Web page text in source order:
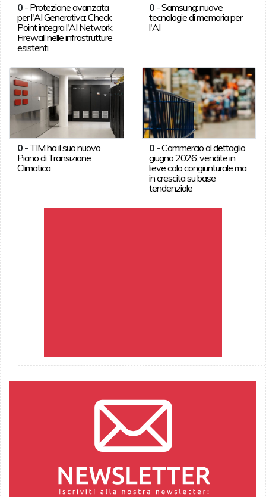
0- Protezione avanzata
per l'AI Generativa: Check
Point integra l'AI Network
Firewall nelle infrastrutture
esistenti
0 -Samsung: nuove
tecnologie di memoria per
l'AI
0- TIM ha il suo nuovo
Piano di Transizione
Climatica
0 -Commercio al dettaglio,
giugno 2026: vendite in
lieve calo congiunturale ma
in crescita su base
tendenziale